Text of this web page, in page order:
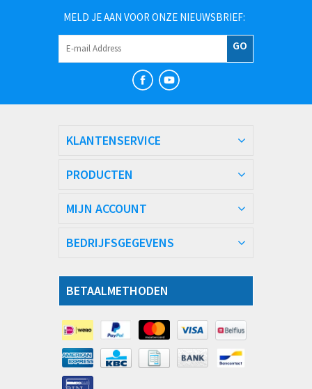
MELD JE AAN VOOR ONZE NIEUWSBRIEF:
GO
KLANTENSERVICE
PRODUCTEN
MIJN ACCOUNT
BEDRIJFSGEGEVENS
BETAALMETHODEN